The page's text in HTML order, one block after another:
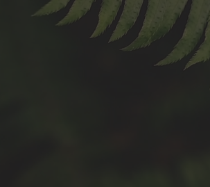
Saç Analizi ve Danışmanlık
Saçınızın mevcut durumunu
analiz ediyor ve size en